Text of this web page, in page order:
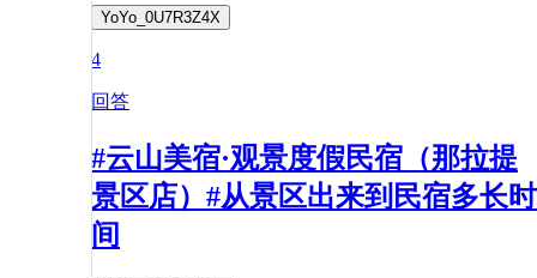
YoYo_0U7R3Z4X
4
回答
#云山美宿·观景度假民宿（那拉提
景区店）#从景区出来到民宿多长时
间